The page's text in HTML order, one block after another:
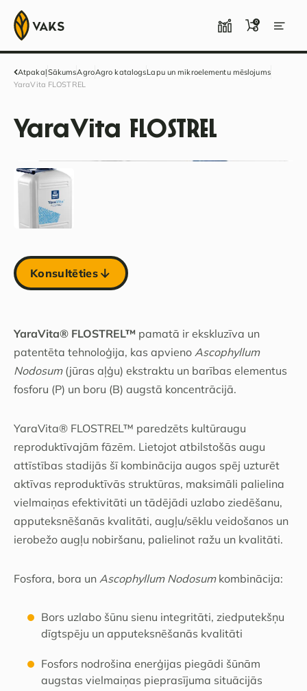
0
AtpakaļSākumsAgroAgro katalogsLapu un mikroelementu mēslojums
YaraVita FLOSTREL
YaraVita FLOSTREL
Konsultēties
YaraVita® FLOSTREL™ pamatā ir ekskluzīva un
patentēta tehnoloģija, kas apvieno Ascophyllum
Nodosum(jūras aļģu) ekstraktu un barības elementus
fosforu (P) un boru (B) augstā koncentrācijā.
YaraVita® FLOSTREL™ paredzēts kultūraugu
reproduktīvajām fāzēm. Lietojot atbilstošās augu
attīstības stadijās šī kombinācija augos spēj uzturēt
aktīvas reproduktīvās struktūras, maksimāli palielina
vielmaiņas efektivitāti un tādējādi uzlabo ziedēšanu,
apputeksnēšanās kvalitāti, augļu/sēklu veidošanos un
ierobežo augļu nobiršanu, palielinot ražu un kvalitāti.
Fosfora, bora un Ascophyllum Nodosum kombinācija:
Bors uzlabo šūnu sienu integritāti, ziedputekšņu
dīgtspēju un apputeksnēšanās kvalitāti
Fosfors nodrošina enerģijas piegādi šūnām
augstas vielmaiņas pieprasījuma situācijās